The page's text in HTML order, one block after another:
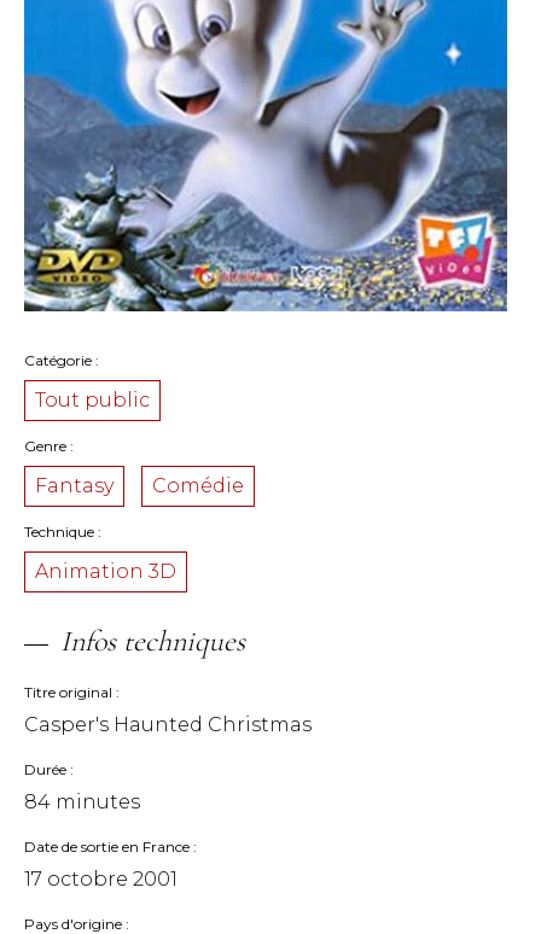
Catégorie
Tout public
Genre
Fantasy Comédie
Technique
Animation 3D
Infos techniques
Titre original
Casper's Haunted Christmas
Durée
84 minutes
Date de sortie en France
17 octobre 2001
Pays d'origine